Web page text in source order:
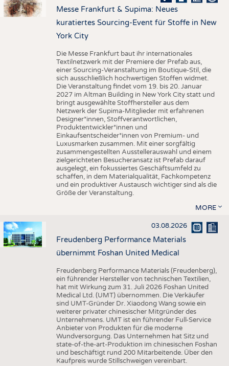
Messe Frankfurt & Supima: Neues
kuratiertes Sourcing-Event für Stoffe in New
York City
Die Messe Frankfurt baut ihr internationales
Textilnetzwerk mit der Premiere der Prefab aus,
einer Sourcing-Veranstaltung im Boutique-Stil, die
sich ausschließlich hochwertigen Stoffen widmet.
Die Veranstaltung findet vom 19. bis 20. Januar
2027 im Altman Building in New York City statt und
bringt ausgewählte Stoffhersteller aus dem
Netzwerk der Supima-Mitglieder mit erfahrenen
Designer*innen, Stoffverantwortlichen,
Produktentwickler*innen und
Einkaufsentscheider*innen von Premium- und
Luxusmarken zusammen. Mit einer sorgfältig
zusammengestellten Ausstellerauswahl und einem
zielgerichteten Besucheransatz ist Prefab darauf
ausgelegt, ein fokussiertes Geschäftsumfeld zu
schaffen, in dem Materialqualität, Fachkompetenz
und ein produktiver Austausch wichtiger sind als die
Größe der Veranstaltung.
MORE
03.08.2026
Freudenberg Performance Materials
übernimmt Foshan United Medical
Freudenberg Performance Materials (Freudenberg),
ein führender Hersteller von technischen Textilien,
hat mit Wirkung zum 31. Juli 2026 Foshan United
Medical Ltd. (UMT) übernommen. Die Verkäufer
sind UMT-Gründer Dr. Xiaodong Wang sowie ein
weiterer privater chinesischer Mitgründer des
Unternehmens. UMT ist ein führender Full-Service
Anbieter von Produkten für die moderne
Wundversorgung. Das Unternehmen hat Sitz und
state-of-the-art-Produktion im chinesischen Foshan
und beschäftigt rund 200 Mitarbeitende. Über den
Kaufpreis wurde Stillschweigen vereinbart.